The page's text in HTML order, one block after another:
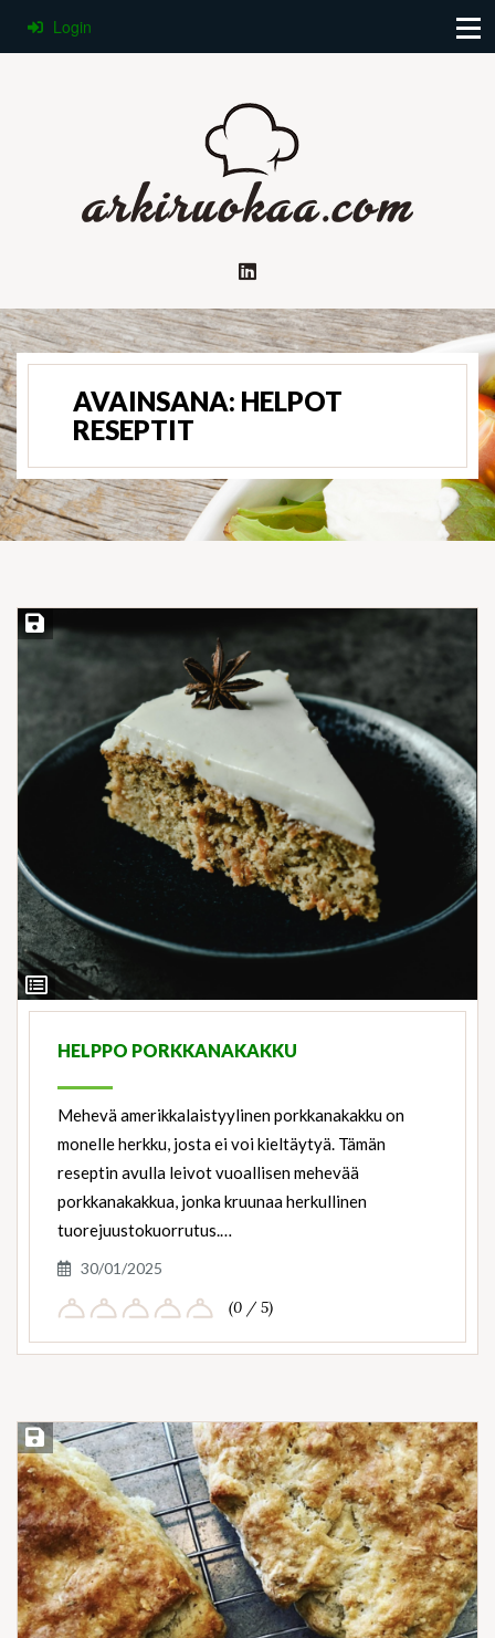
Login
AVAINSANA: HELPOT
RESEPTIT
View
Ingredients
Save Recipe
HELPPO PORKKANAKAKKU
Mehevä amerikkalaistyylinen porkkanakakku on
monelle herkku, josta ei voi kieltäytyä. Tämän
reseptin avulla leivot vuoallisen mehevää
porkkanakakkua, jonka kruunaa herkullinen
tuorejuustokuorrutus.…
30/01/2025
(0 / 5)
Save Recipe